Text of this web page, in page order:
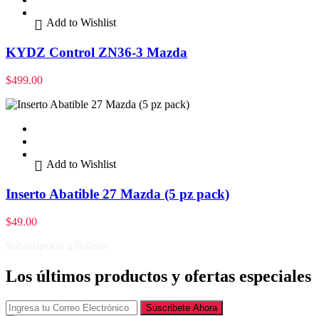
Add to Wishlist
KYDZ Control ZN36-3 Mazda
$499.00
Add to Wishlist
Inserto Abatible 27 Mazda (5 pz pack)
$49.00
Los últimos productos y ofertas especiales
Suscribete Ahora